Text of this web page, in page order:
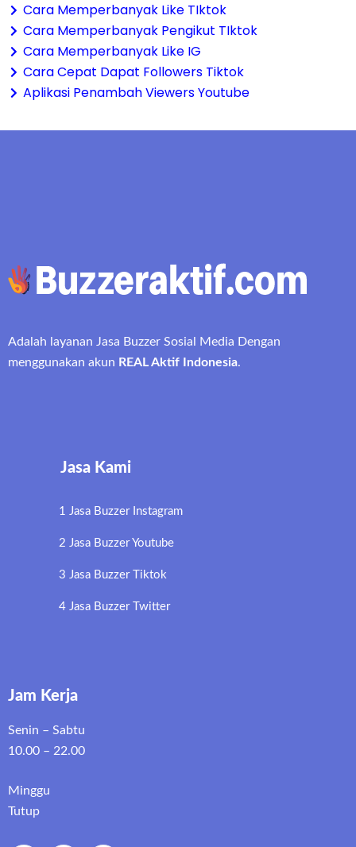
Cara Memperbanyak Like TIktok
Cara Memperbanyak Pengikut TIktok
Cara Memperbanyak Like IG
Cara Cepat Dapat Followers Tiktok
Aplikasi Penambah Viewers Youtube
Adalah layanan Jasa Buzzer Sosial Media Dengan
menggunakan akun REAL Aktif Indonesia.
Jasa Kami
1 Jasa Buzzer Instagram
2 Jasa Buzzer Youtube
3 Jasa Buzzer Tiktok
4 Jasa Buzzer Twitter
Jam Kerja
Senin – Sabtu
10.00 – 22.00
Minggu
Tutup